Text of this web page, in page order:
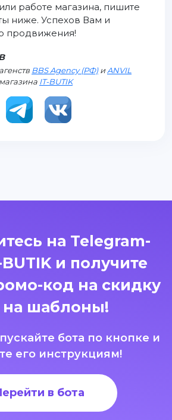
работе магазина, пишите
ниже. Успехов Вам и
продвижения!
BBS Agency (РФ)иANVIL
IT-BUTIK
на Telegram-
и получите
код на скидку
на шаблоны!
бота по кнопке и
его инструкциям!
в бота